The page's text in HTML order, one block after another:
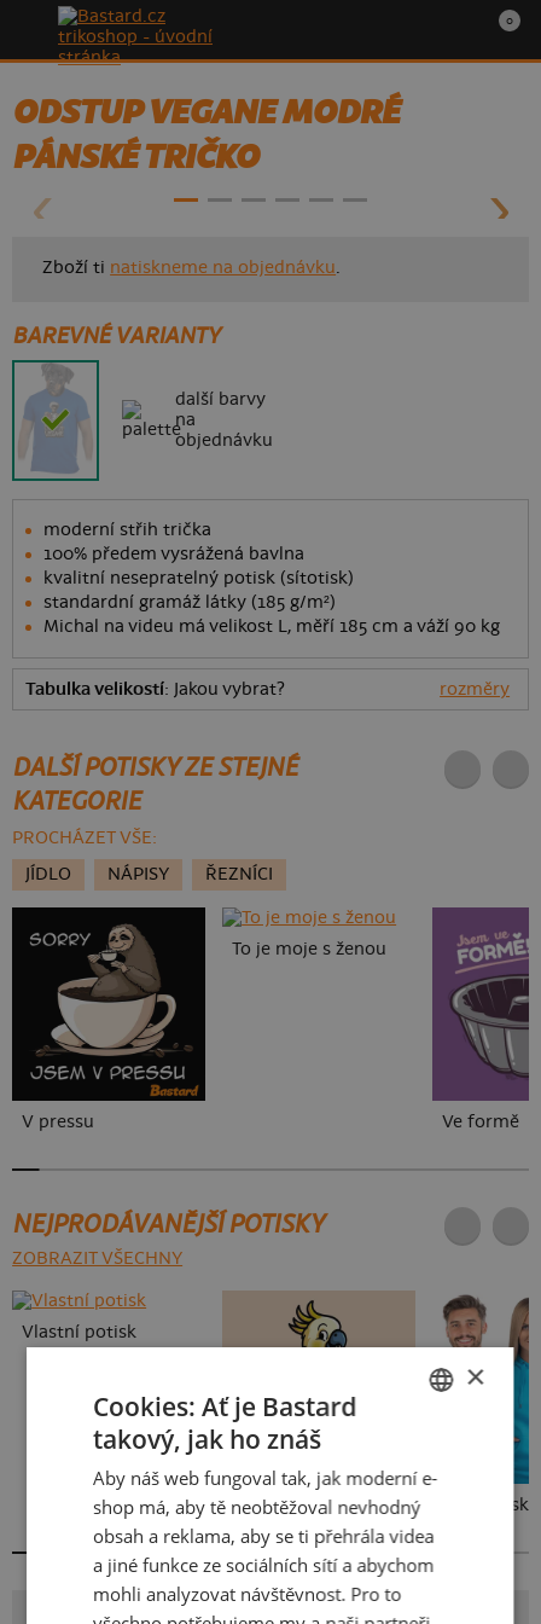
0
ODSTUP VEGANE MODRÉ
PÁNSKÉ TRIČKO
- 50%
Zboží ti natiskneme na objednávku.
BAREVNÉ VARIANTY
další barvy
na
objednávku
moderní střih trička
100% předem vysrážená bavlna
kvalitní nesepratelný potisk (sítotisk)
standardní gramáž látky (185 g/m²)
Michal na videu má velikost L, měří 185 cm a váží 90 kg
Tabulka velikostí: Jakou vybrat? rozměry
DALŠÍ POTISKY ZE STEJNÉ
KATEGORIE
PROCHÁZET VŠE:
JÍDLO
NÁPISY ŘEZNÍCI
V pressu
To je moje s ženou
Ve formě
NEJPRODÁVANĚJŠÍ POTISKY
ZOBRAZIT VŠECHNY
Vlastní potisk
Kakat-du Bez potisku
SLOVAK
×
Cookies: Ať je Bastard
takový, jak ho znáš
Aby náš web fungoval tak, jak moderní e-
shop má, aby tě neobtěžoval nevhodný
obsah a reklama, aby se ti přehrála videa
a jiné funkce ze sociálních sítí a abychom
mohli analyzovat návštěvnost. Pro to